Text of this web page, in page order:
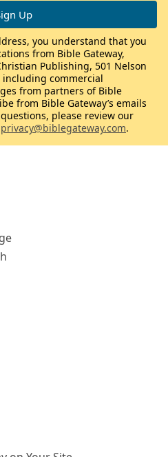
you understand that you
from Bible Gateway,
Publishing, 501 Nelson
including commercial
from partners of Bible
from Bible Gateway’s emails
please review our
privacy@biblegateway.com.